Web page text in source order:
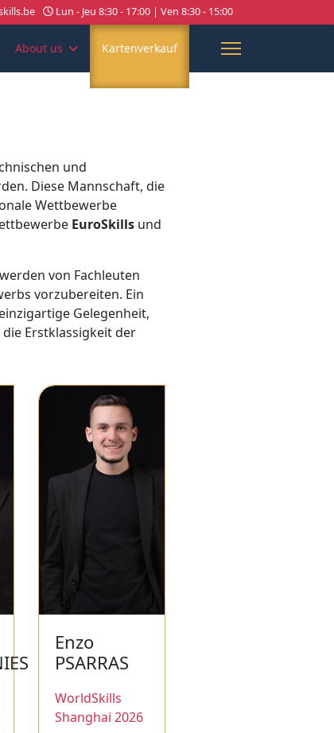
Lun - Jeu 8:30 - 17:00 | Ven 8:30 - 15:00
About us Kartenverkauf
und
Diese Mannschaft, die
Wettbewerbe
EuroSkills und
von Fachleuten
vorzubereiten. Ein
Gelegenheit,
Erstklassigkeit der
Enzo
PSARRAS
WorldSkills
Shanghai 2026